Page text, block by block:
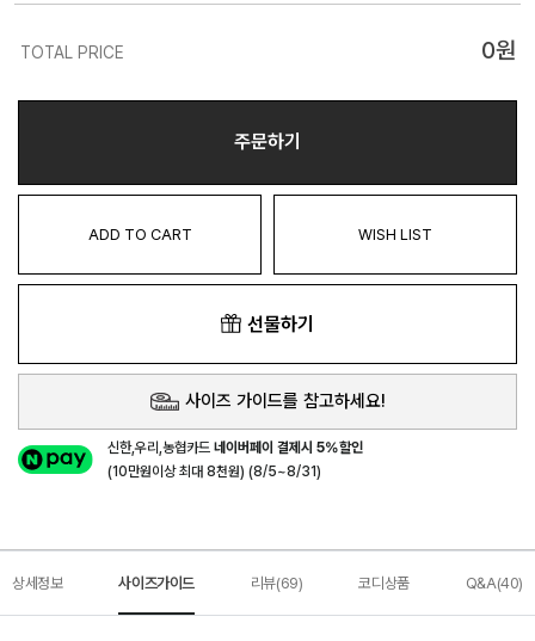
TOTAL PRICE 0원
주문하기
ADD TO CART WISH LIST
선물하기
사이즈 가이드를 참고하세요!
신한,우리,농협카드네이버페이 결제시 5%할인
(10만원이상 최대 8천원) (8/5~8/31)
상세정보 사이즈가이드 리뷰(69) 코디상품 Q&A(40)